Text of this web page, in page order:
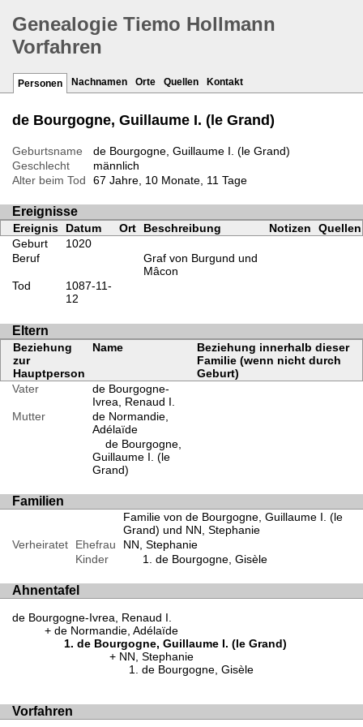
Genealogie Tiemo Hollmann
Vorfahren
Personen Nachnamen Orte Quellen Kontakt
de Bourgogne, Guillaume I. (le Grand)
Geburtsname
de Bourgogne, Guillaume I. (le Grand)
Geschlecht
männlich
Alter beim Tod
67 Jahre, 10 Monate, 11 Tage
Ereignisse
Ereignis Datum Ort Beschreibung Notizen
Quellen
Geburt
1020
Beruf
Graf von Burgund und
Mâcon
Tod
1087-11-
12
Eltern
Beziehung
zur
Hauptperson
Name
Beziehung innerhalb dieser
Familie (wenn nicht durch
Geburt)
Vater
de Bourgogne-
Ivrea, Renaud I.
Mutter
de Normandie,
Adélaïde
de Bourgogne,
Guillaume I. (le
Grand)
Familien
Familie von de Bourgogne, Guillaume I. (le
Grand) und NN, Stephanie
Verheiratet
Ehefrau
NN, Stephanie
Kinder
de Bourgogne, Gisèle
Ahnentafel
de Bourgogne-Ivrea, Renaud I.
de Normandie, Adélaïde
de Bourgogne, Guillaume I. (le Grand)
NN, Stephanie
de Bourgogne, Gisèle
Vorfahren